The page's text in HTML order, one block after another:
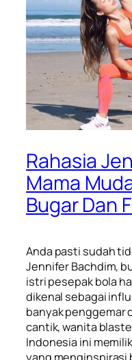
Rahasia
Mama
Bugar Dan
Anda pasti sudah
Jennifer Bachdim,
istri pesepak bola
dikenal sebagai
banyak penggemar
cantik, wanita
Indonesia ini